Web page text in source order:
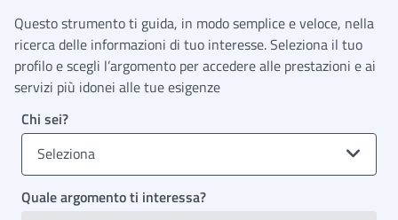
Questo strumento ti guida, in modo semplice e veloce, nella
ricerca delle informazioni di tuo interesse. Seleziona il tuo
profilo e scegli l’argomento per accedere alle prestazioni e ai
servizi più idonei alle tue esigenze
Chi sei?
Seleziona
Quale argomento ti interessa?